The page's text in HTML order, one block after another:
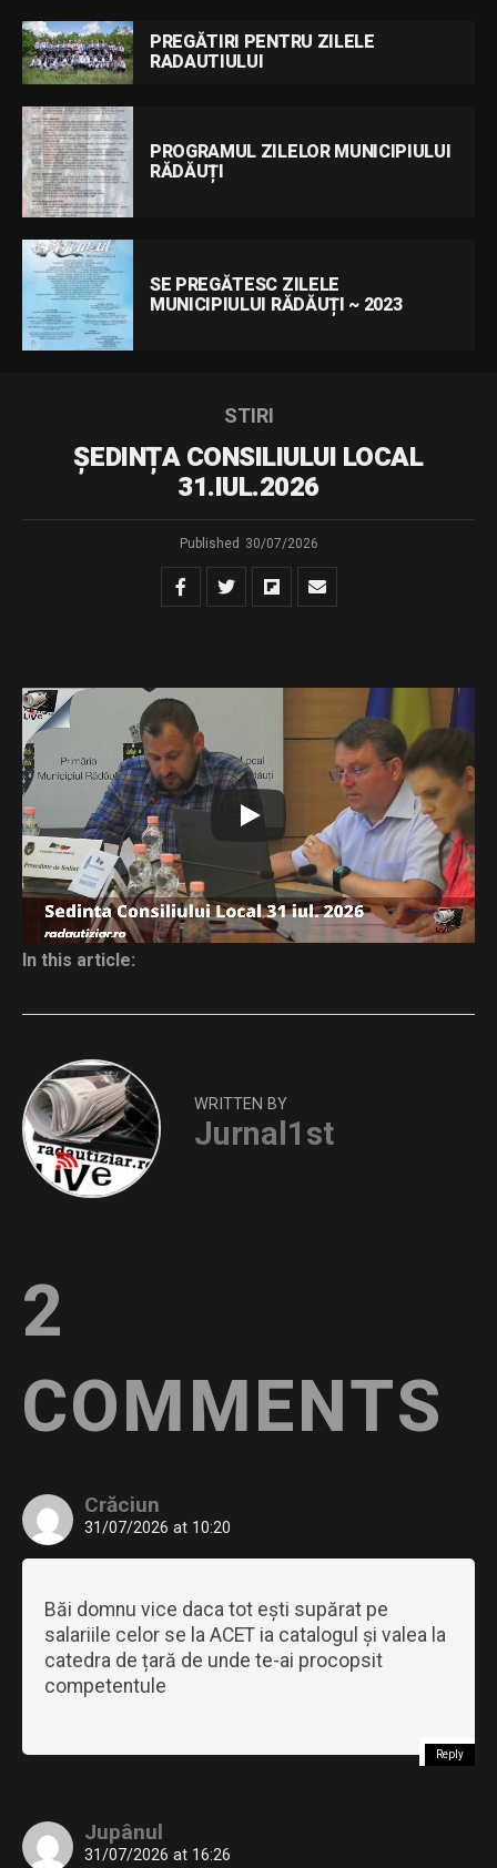
PREGĂTIRI PENTRU ZILELE
RADAUTIULUI
PROGRAMUL ZILELOR MUNICIPIULUI
RĂDĂUȚI
SE PREGĂTESC ZILELE
MUNICIPIULUI RĂDĂUȚI ~ 2023
STIRI
ȘEDINȚA CONSILIULUI LOCAL
31.IUL.2026
Published 30/07/2026
Dispozitie de convocare – sedinta extraordinara din
31.07.2026
Download
Distribuie și tu
In this article:
WRITTEN BY
Jurnal1st
2
COMMENTS
Crăciun
31/07/2026 at 10:20
Băi domnu vice daca tot ești supărat pe
salariile celor se la ACET ia catalogul și valea la
catedra de țară de unde te-ai procopsit
competentule
Reply
Jupânul
31/07/2026 at 16:26